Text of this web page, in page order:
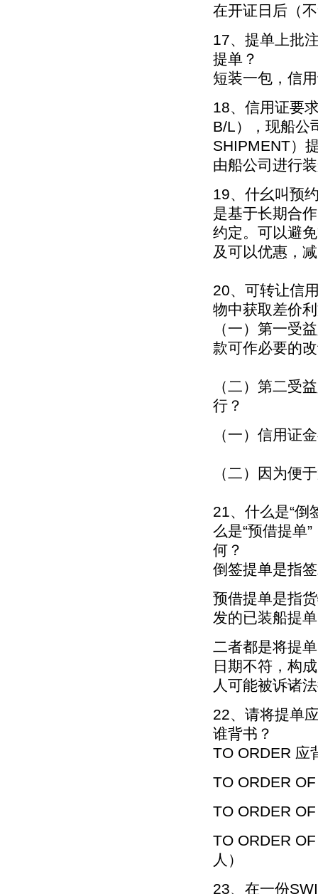
在开证日后（
17、提单上批
提单？
短装一包，信
18、信用证要
B/L），现船公
SHIPMENT）
由船公司进行
19、什幺叫预
是基于长期合
约定。可以避
及可以优惠，
20、可转让信
物中获取差价
（一）第一受
款可作必要的
（二）第二受
行？
（一）信用证
（二）因为便
21、什么是“倒
么是“预借提单
何？
倒签提单是指
预借提单是指
发的已装船提
二者都是将提
日期不符，构
人可能被诉诸
22、请将提单
谁背书？
TO ORDER 应
TO ORDER
TO ORDER
TO ORDER
人）
23、在一份